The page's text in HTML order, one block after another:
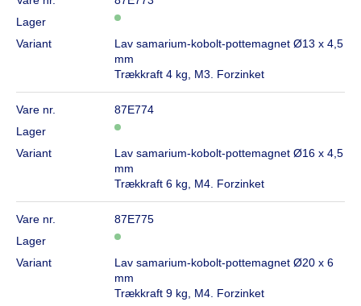
Lager
Variant
Lav samarium-kobolt-pottemagnet Ø13 x 4,5
mm
Trækkraft 4 kg, M3. Forzinket
Vare nr.
87E774
Lager
Variant
Lav samarium-kobolt-pottemagnet Ø16 x 4,5
mm
Trækkraft 6 kg, M4. Forzinket
Vare nr.
87E775
Lager
Variant
Lav samarium-kobolt-pottemagnet Ø20 x 6
mm
Trækkraft 9 kg, M4. Forzinket